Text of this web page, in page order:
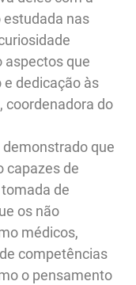
nas
aspectos que
dedicação às
coordenadora do
que
capazes de
de
os não
médicos,
competências
o pensamento